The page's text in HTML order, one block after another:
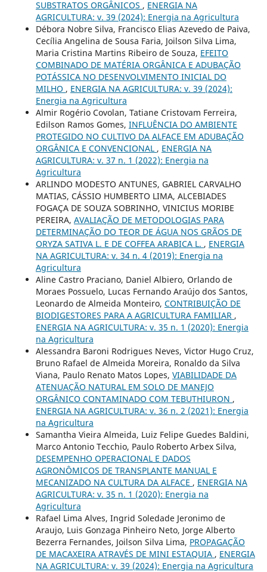
SUBSTRATOS ORGÂNICOS , ENERGIA NA
AGRICULTURA: v. 39 (2024): Energia na Agricultura
Débora Nobre Silva, Francisco Elias Azevedo de Paiva,
Cecília Angelina de Sousa Faria, Joilson Silva Lima,
Maria Cristina Martins Ribeiro de Souza, EFEITO
COMBINADO DE MATÉRIA ORGÂNICA E ADUBAÇÃO
POTÁSSICA NO DESENVOLVIMENTO INICIAL DO
MILHO , ENERGIA NA AGRICULTURA: v. 39 (2024):
Energia na Agricultura
Almir Rogério Covolan, Tatiane Cristovam Ferreira,
Edilson Ramos Gomes, INFLUÊNCIA DO AMBIENTE
PROTEGIDO NO CULTIVO DA ALFACE EM ADUBAÇÃO
ORGÂNICA E CONVENCIONAL , ENERGIA NA
AGRICULTURA: v. 37 n. 1 (2022): Energia na
Agricultura
ARLINDO MODESTO ANTUNES, GABRIEL CARVALHO
MATIAS, CÁSSIO HUMBERTO LIMA, ALCEBIADES
FOGAÇA DE SOUZA SOBRINHO, VINICIUS MORIBE
PEREIRA, AVALIAÇÃO DE METODOLOGIAS PARA
DETERMINAÇÃO DO TEOR DE ÁGUA NOS GRÃOS DE
ORYZA SATIVA L. E DE COFFEA ARABICA L. , ENERGIA
NA AGRICULTURA: v. 34 n. 4 (2019): Energia na
Agricultura
Aline Castro Praciano, Daniel Albiero, Orlando de
Moraes Possuelo, Lucas Fernando Araújo dos Santos,
Leonardo de Almeida Monteiro, CONTRIBUIÇÃO DE
BIODIGESTORES PARA A AGRICULTURA FAMILIAR ,
ENERGIA NA AGRICULTURA: v. 35 n. 1 (2020): Energia
na Agricultura
Alessandra Baroni Rodrigues Neves, Victor Hugo Cruz,
Bruno Rafael de Almeida Moreira, Ronaldo da Silva
Viana, Paulo Renato Matos Lopes, VIABILIDADE DA
ATENUAÇÃO NATURAL EM SOLO DE MANEJO
ORGÂNICO CONTAMINADO COM TEBUTHIURON ,
ENERGIA NA AGRICULTURA: v. 36 n. 2 (2021): Energia
na Agricultura
Samantha Vieira Almeida, Luiz Felipe Guedes Baldini,
Marco Antonio Tecchio, Paulo Roberto Arbex Silva,
DESEMPENHO OPERACIONAL E DADOS
AGRONÔMICOS DE TRANSPLANTE MANUAL E
MECANIZADO NA CULTURA DA ALFACE , ENERGIA NA
AGRICULTURA: v. 35 n. 1 (2020): Energia na
Agricultura
Rafael Lima Alves, Ingrid Soledade Jeronimo de
Araujo, Luis Gonzaga Pinheiro Neto, Jorge Alberto
Bezerra Fernandes, Joilson Silva Lima, PROPAGAÇÃO
DE MACAXEIRA ATRAVÉS DE MINI ESTAQUIA , ENERGIA
NA AGRICULTURA: v. 39 (2024): Energia na Agricultura